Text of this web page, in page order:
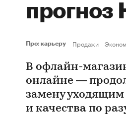
прогноз
Про: карьеру Продажи
В офлайн-
онлайне —
замену уходящим
и качества по